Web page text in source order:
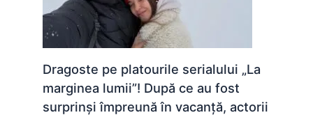
Dragoste pe platourile serialului „La
marginea lumii”! După ce au fost
surprinși împreună în vacanță, actorii